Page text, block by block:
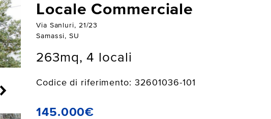
Locale Commerciale
Via Sanluri, 21/23
Samassi, SU
263mq, 4 locali
Codice di riferimento: 32601036-101
145.000€